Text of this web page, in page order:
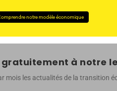
notre modèle économique
à notre
mois les actualités de la transition